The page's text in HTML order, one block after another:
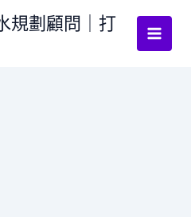
規劃顧問｜打